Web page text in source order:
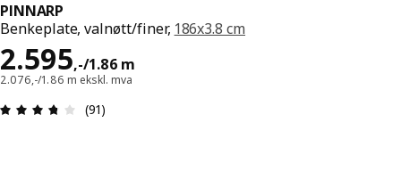
PINNARP
Benkeplate, valnøtt/finer, 186x3.8 cm
2.595,-/1.86 m
Pris 2595,-/1.86 m
2.076,-/1.86 m ekskl. mva
Produktomtale: 3.7 ingen kundevurdering 5
(91)